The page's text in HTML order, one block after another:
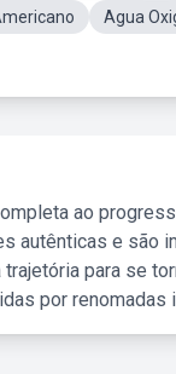
Agua
ao
autênticas e são
para se
por